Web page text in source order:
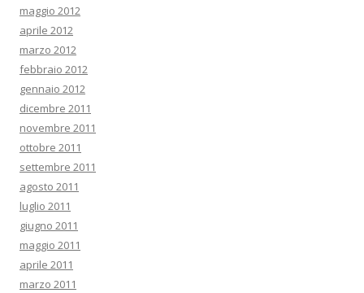
maggio 2012
aprile 2012
marzo 2012
febbraio 2012
gennaio 2012
dicembre 2011
novembre 2011
ottobre 2011
settembre 2011
agosto 2011
luglio 2011
giugno 2011
maggio 2011
aprile 2011
marzo 2011